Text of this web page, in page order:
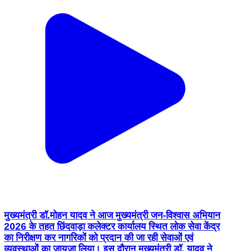
मुख्यमंत्री डॉ.मोहन यादव ने आज मुख्यमंत्री जन-विश्वास अभियान
2026 के तहत छिंदवाड़ा कलेक्टर कार्यालय स्थित लोक सेवा केंद्र
का निरीक्षण कर नागरिकों को प्रदान की जा रही सेवाओं एवं
व्यवस्थाओं का जायजा लिया। इस दौरान मुख्यमंत्री डॉ. यादव ने